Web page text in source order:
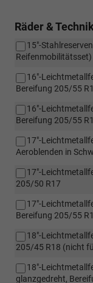
Räder & Technik
15"-
Reifenmobilitätsset)
16"-
Bereifung 205/55
16"-
Bereifung 205/55
17"-
Aeroblenden in
17"-
205/50 R17
17"-
Bereifung 205/55
18"-
205/45 R18 (nicht
18"-
glanzgedreht,